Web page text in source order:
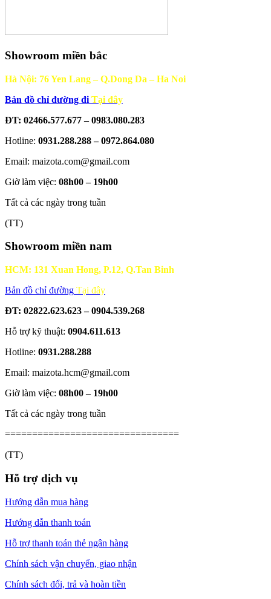
Showroom miền bắc
Hà Nội: 76 Yen Lang – Q.Dong Da – Ha Noi
Bản đồ chỉ đường đi Tại đây
ĐT: 02466.577.677 – 0983.080.283
Hotline: 0931.288.288 – 0972.864.080
Email: maizota.com@gmail.com
Giờ làm việc: 08h00 – 19h00
Tất cả các ngày trong tuần
(TT)
Showroom miền nam
HCM: 131 Xuan Hong, P.12, Q.Tan Binh
Bản đồ chỉ đường Tại đây
ĐT: 02822.623.623 – 0904.539.268
Hỗ trợ kỹ thuật: 0904.611.613
Hotline: 0931.288.288
Email: maizota.hcm@gmail.com
Giờ làm việc: 08h00 – 19h00
Tất cả các ngày trong tuần
================================
(TT)
Hỗ trợ dịch vụ
Hướng dẫn mua hàng
Hướng dẫn thanh toán
Hỗ trợ thanh toán thẻ ngân hàng
Chính sách vận chuyển, giao nhận
Chính sách đổi, trả và hoàn tiền